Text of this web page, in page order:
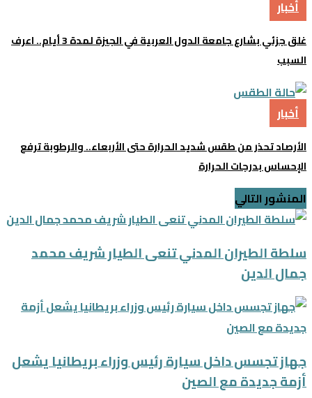
أخبار
غلق جزئي بشارع جامعة الدول العربية في الجيزة لمدة 3 أيام.. اعرف
السبب
أخبار
الأرصاد تحذر من طقس شديد الحرارة حتى الأربعاء.. والرطوبة ترفع
الإحساس بدرجات الحرارة
المنشور التالي
سلطة الطيران المدني تنعى الطيار شريف محمد
جمال الدين
جهاز تجسس داخل سيارة رئيس وزراء بريطانيا يشعل
أزمة جديدة مع الصين